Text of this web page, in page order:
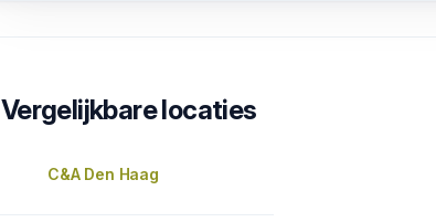
Vergelijkbare locaties
C&A Den Haag